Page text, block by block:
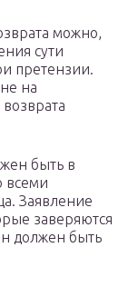
можно,
сути
претензии.
на
быть в
всеми
Заявление
заверяются
должен быть